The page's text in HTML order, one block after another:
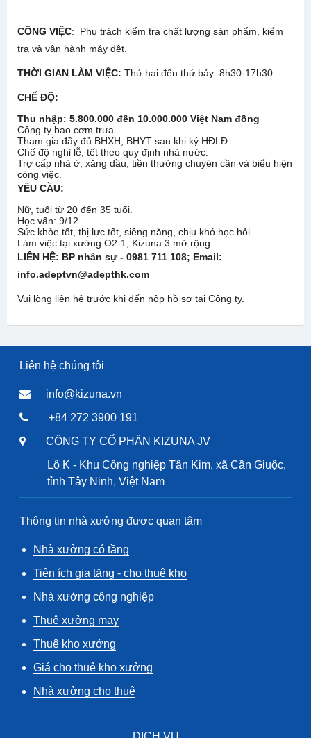
CÔNG VIỆC: Phụ trách kiểm tra chất lượng sản phẩm, kiểm
tra và vận hành máy dệt.
THỜI GIAN LÀM VIỆC: Thứ hai đến thứ bảy: 8h30-17h30.
CHẾ ĐỘ:
Thu nhập: 5.800.000 đến 10.000.000 Việt Nam đồng
Công ty bao cơm trưa.
Tham gia đầy đủ BHXH, BHYT sau khi ký HĐLĐ.
Chế độ nghỉ lễ, tết theo quy định nhà nước.
Trợ cấp nhà ở, xăng dầu, tiền thưởng chuyên cần và biểu hiện
công việc.
YÊU CẦU:
Nữ, tuổi từ 20 đến 35 tuổi.
Học vấn: 9/12.
Sức khỏe tốt, thị lực tốt, siêng năng, chịu khó học hỏi.
Làm việc tại xưởng O2-1, Kizuna 3 mở rộng
LIÊN HỆ: BP nhân sự - 0981 711 108; Email:
info.adeptvn@adepthk.com
Vui lòng liên hệ trước khi đến nộp hồ sơ tại Công ty.
Liên hệ chúng tôi
info@kizuna.vn
+84 272 3900 191
CÔNG TY CỔ PHẦN KIZUNA JV
Lô K - Khu Công nghiệp Tân Kim, xã Cần Giuộc,
tỉnh Tây Ninh, Việt Nam
Thông tin nhà xưởng được quan tâm
Nhà xưởng có tầng
Tiện ích gia tăng - cho thuê kho
Nhà xưởng công nghiệp
Thuê xưởng may
Thuê kho xưởng
Giá cho thuê kho xưởng
Nhà xưởng cho thuê